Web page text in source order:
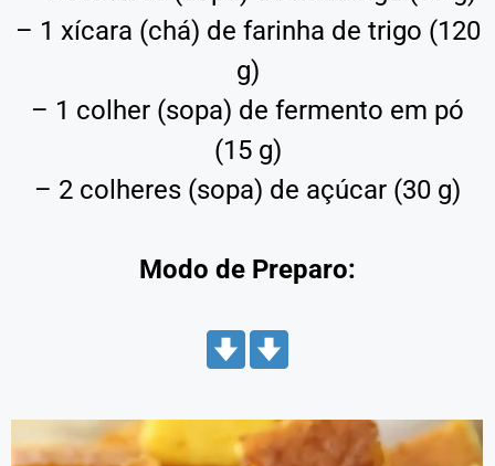
– 1 xícara (chá) de farinha de trigo (120
g)
– 1 colher (sopa) de fermento em pó
(15 g)
– 2 colheres (sopa) de açúcar (30 g)
Modo de Preparo: